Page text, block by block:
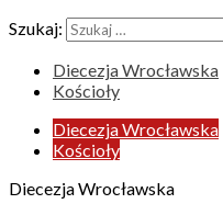
Szukaj:
Diecezja Wrocławska
Kościoły
Diecezja Wrocławska
Kościoły
Diecezja Wrocławska